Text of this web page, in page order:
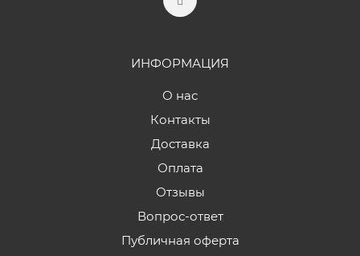
ИНФОРМАЦИЯ
О нас
Контакты
Доставка
Оплата
Отзывы
Вопрос-ответ
Публичная оферта